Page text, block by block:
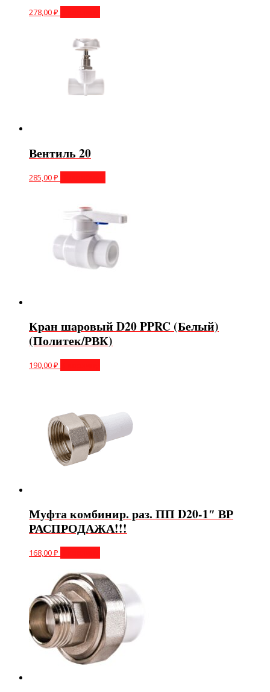
278,00₽
Вентиль 20
285,00₽
Кран шаровый D20 PPRC (Белый)
(Политек/РВК)
190,00₽
Муфта комбинир. раз. ПП D20-1″ ВР
РАСПРОДАЖА!!!
168,00₽